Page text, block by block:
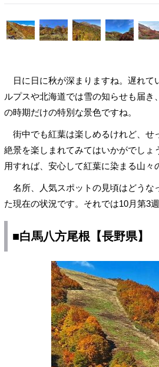
日に日に秋が深まりますね。遅れて
ルプスや北海道では雪の知らせも届
の時期だけの特別な景色ですね。
街中でも紅葉は楽しめるけれど、せ
絶景を楽しまれてみてはいかがでしょ
用すれば、安心して紅葉に染まる山々
名所、人気スポットの見頃はどうな
た現在の状況です。それでは10月第3
■白馬八方尾根【長野県】